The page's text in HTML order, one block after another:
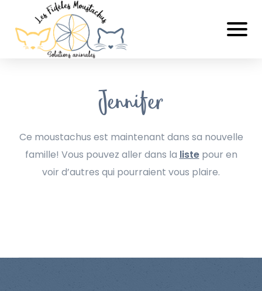
Jennifer
Ce moustachus est maintenant dans sa nouvelle
famille! Vous pouvez aller dans la listepour en
voir d’autres qui pourraient vous plaire.